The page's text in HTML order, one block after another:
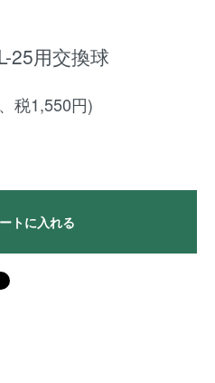
用交換球
税1,550円)
トに入れる